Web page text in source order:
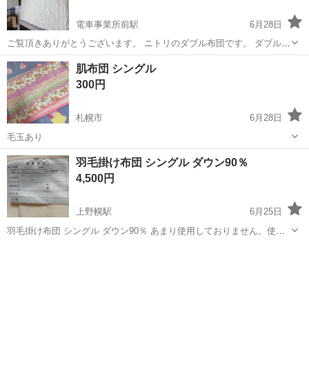
電車事業所前駅
6月28日
ご覧頂きありがとうございます。 ニトリのダブル布団です。 ダブルの
枚数は、5枚になりました シングルは、枚数あります。 中古でござい
ますので、シミなどあるのもございます。 ご理解の程お願い致しま
す。 ...
北海道 札幌市 電車事業所前駅
肌布団 シングル
300円
札幌市
6月28日
毛玉あり
北海道 札幌市 寝具 シングル
羽毛掛け布団 シングル ダウン90％
4,500円
上野幌駅
6月25日
羽毛掛け布団 シングル ダウン90％ あまり使用しておりません。使用